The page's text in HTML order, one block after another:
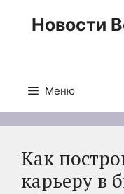
Новости
Меню
Как
карьеру в